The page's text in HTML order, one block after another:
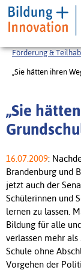
Förderung &
„Sie hätten ihren
„Sie
16.07.2009:
Brandenburg und
jetzt auch der
Schülerinnen und
lernen zu lassen.
Bildung für alle
verlassen mehr
Schule ohne
Vorgehen der